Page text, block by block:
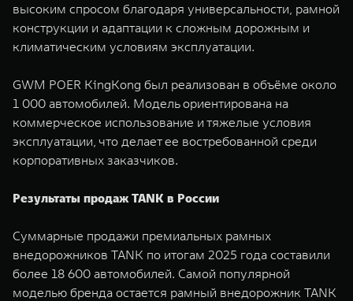
высоким спросом благодаря универсальности, рамной
конструкции и адаптации к сложным дорожным и
климатическим условиям эксплуатации.
GWM POER KingKong был реализован в объёме около
1 000 автомобилей. Модель ориентирована на
коммерческое использование и тяжелые условия
эксплуатации, что делает ее востребованной среди
корпоративных заказчиков.
Результаты продаж TANK в России
Суммарные продажи премиальных рамных
внедорожников TANK по итогам 2025 года составили
более 18 600 автомобилей. Самой популярной
моделью бренда остается рамный внедорожник TANK